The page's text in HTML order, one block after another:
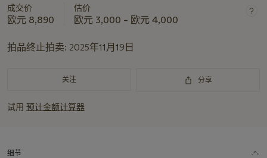
成交价
欧元 8,890
估价
欧元 3,000 – 欧元 4,000
拍品终止拍卖: 2025年11月19日
关注 分享
试用 预计金额计算器
细节